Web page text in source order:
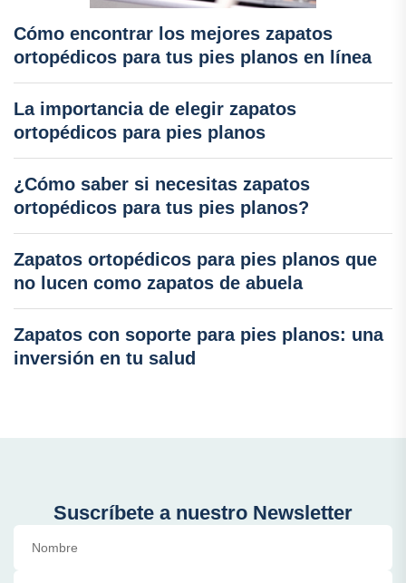
Cómo encontrar los mejores zapatos
ortopédicos para tus pies planos en línea
La importancia de elegir zapatos
ortopédicos para pies planos
¿Cómo saber si necesitas zapatos
ortopédicos para tus pies planos?
Zapatos ortopédicos para pies planos que
no lucen como zapatos de abuela
Zapatos con soporte para pies planos: una
inversión en tu salud
Suscríbete a nuestro Newsletter